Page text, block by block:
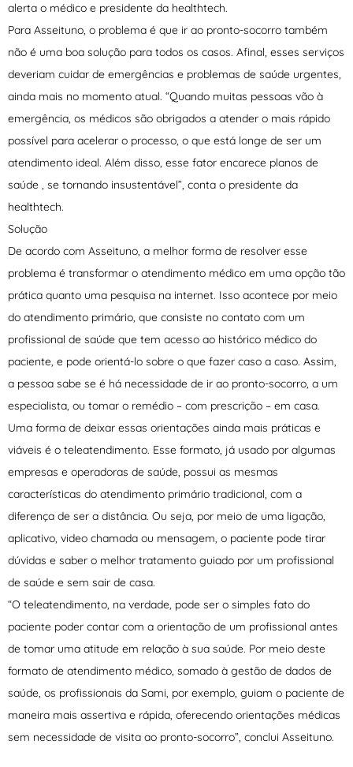
alerta o médico e presidente da healthtech.
Para Asseituno, o problema é que ir ao pronto-socorro também
não é uma boa solução para todos os casos. Afinal, esses serviços
deveriam cuidar de emergências e problemas de saúde urgentes,
ainda mais no momento atual. “Quando muitas pessoas vão à
emergência, os médicos são obrigados a atender o mais rápido
possível para acelerar o processo, o que está longe de ser um
atendimento ideal. Além disso, esse fator encarece planos de
saúde , se tornando insustentável”, conta o presidente da
healthtech.
Solução
De acordo com Asseituno, a melhor forma de resolver esse
problema é transformar o atendimento médico em uma opção tão
prática quanto uma pesquisa na internet. Isso acontece por meio
do atendimento primário, que consiste no contato com um
profissional de saúde que tem acesso ao histórico médico do
paciente, e pode orientá-lo sobre o que fazer caso a caso. Assim,
a pessoa sabe se é há necessidade de ir ao pronto-socorro, a um
especialista, ou tomar o remédio – com prescrição – em casa.
Uma forma de deixar essas orientações ainda mais práticas e
viáveis é o teleatendimento. Esse formato, já usado por algumas
empresas e operadoras de saúde, possui as mesmas
características do atendimento primário tradicional, com a
diferença de ser a distância. Ou seja, por meio de uma ligação,
aplicativo, video chamada ou mensagem, o paciente pode tirar
dúvidas e saber o melhor tratamento guiado por um profissional
de saúde e sem sair de casa.
“O teleatendimento, na verdade, pode ser o simples fato do
paciente poder contar com a orientação de um profissional antes
de tomar uma atitude em relação à sua saúde. Por meio deste
formato de atendimento médico, somado à gestão de dados de
saúde, os profissionais da Sami, por exemplo, guiam o paciente de
maneira mais assertiva e rápida, oferecendo orientações médicas
sem necessidade de visita ao pronto-socorro”, conclui Asseituno.